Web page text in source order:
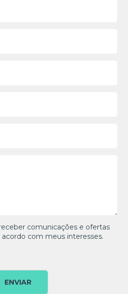
comunicações e ofertas
acordo com meus interesses.